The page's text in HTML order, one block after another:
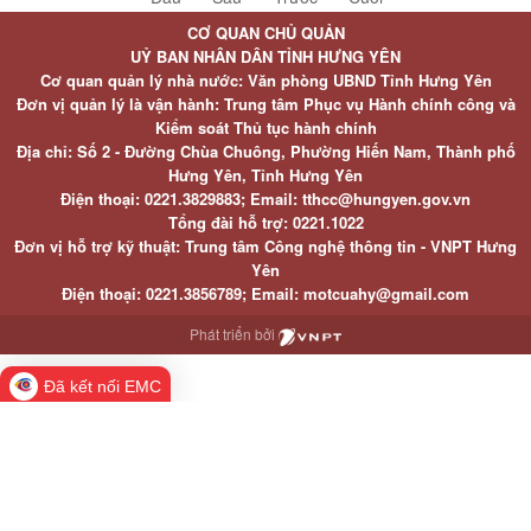
CƠ QUAN CHỦ QUẢN
UỶ BAN NHÂN DÂN TỈNH HƯNG YÊN
Cơ quan quản lý nhà nước: Văn phòng UBND Tỉnh Hưng Yên
Đơn vị quản lý là vận hành: Trung tâm Phục vụ Hành chính công và
Kiểm soát Thủ tục hành chính
Địa chỉ: Số 2 - Đường Chùa Chuông, Phường Hiến Nam, Thành phố
Hưng Yên, Tỉnh Hưng Yên
Điện thoại: 0221.3829883; Email: tthcc@hungyen.gov.vn
Tổng đài hỗ trợ: 0221.1022
Đơn vị hỗ trợ kỹ thuật: Trung tâm Công nghệ thông tin - VNPT Hưng
Yên
Điện thoại: 0221.3856789; Email: motcuahy@gmail.com
Phát triển bởi
Đã kết nối EMC